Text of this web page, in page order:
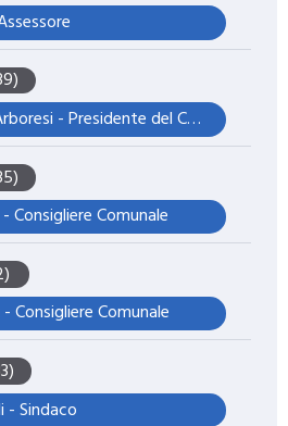
Angela Beatriz Arboresi - Presidente del Consiglio Comunale
Consigliere Comunale
Consigliere Comunale
- Sindaco